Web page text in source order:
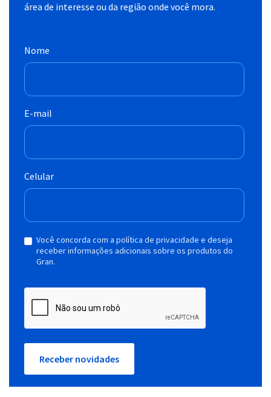
área de interesse ou da região onde você mora.
Nome
E-mail
Celular
Você concorda com a política de privacidade e deseja
receber informações adicionais sobre os produtos do
Gran.
Receber novidades